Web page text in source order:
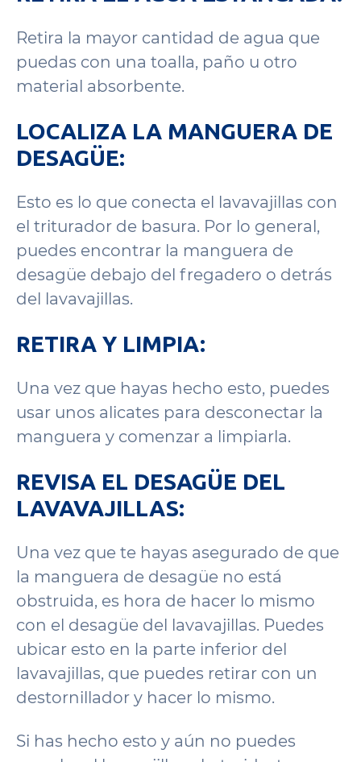
Retira la mayor cantidad de agua que
puedas con una toalla, paño u otro
material absorbente.
LOCALIZA LA MANGUERA DE
DESAGÜE:
Esto es lo que conecta el lavavajillas con
el triturador de basura. Por lo general,
puedes encontrar la manguera de
desagüe debajo del fregadero o detrás
del lavavajillas.
RETIRA Y LIMPIA:
Una vez que hayas hecho esto, puedes
usar unos alicates para desconectar la
manguera y comenzar a limpiarla.
REVISA EL DESAGÜE DEL
LAVAVAJILLAS:
Una vez que te hayas asegurado de que
la manguera de desagüe no está
obstruida, es hora de hacer lo mismo
con el desagüe del lavavajillas. Puedes
ubicar esto en la parte inferior del
lavavajillas, que puedes retirar con un
destornillador y hacer lo mismo.
Si has hecho esto y aún no puedes